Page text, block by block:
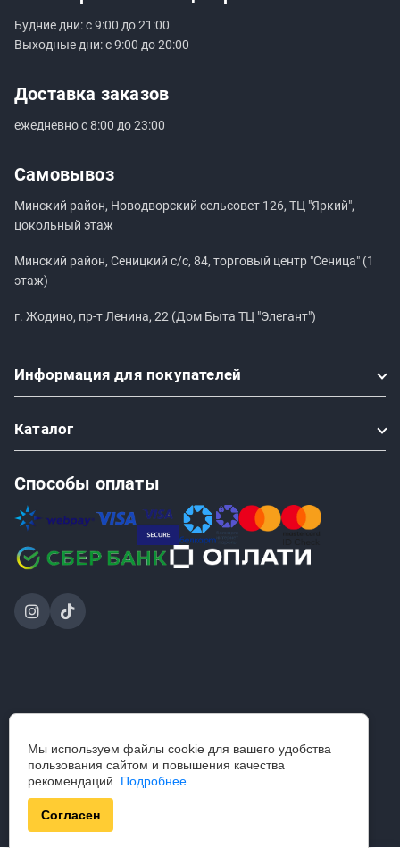
Будние дни: с 9:00 до 21:00
Выходные дни: с 9:00 до 20:00
Доставка заказов
ежедневно с 8:00 до 23:00
Самовывоз
Минский район, Новодворский сельсовет 126, ТЦ "Яркий",
цокольный этаж
Минский район, Сеницкий с/с, 84, торговый центр "Сеница" (1
этаж)
г. Жодино, пр-т Ленина, 22 (Дом Быта ТЦ "Элегант")
Информация для покупателей
Каталог
Способы оплаты
магазин
строительного инструмента и садовой техники.
Разработка — axora.by
Мы используем файлы cookie для вашего удобства
пользования сайтом и повышения качества
рекомендаций. Подробнее
Согласен